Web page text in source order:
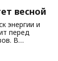
весной
энергии и
перед
В
организм